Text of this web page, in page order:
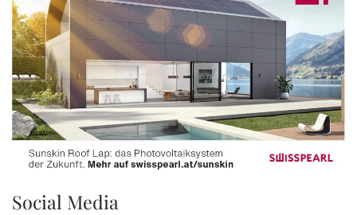
Social Media